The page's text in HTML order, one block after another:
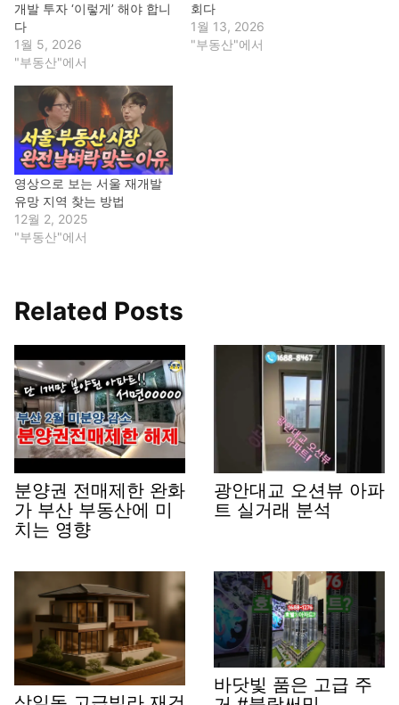
개발 투자 ‘이렇게’ 해야 합니
다
1월 5, 2026
"부동산"에서
회다
1월 13, 2026
"부동산"에서
영상으로 보는 서울 재개발
유망 지역 찾는 방법
12월 2, 2025
"부동산"에서
Related Posts
분양권 전매제한 완화
가 부산 부동산에 미
치는 영향
광안대교 오션뷰 아파
트 실거래 분석
바닷빛 품은 고급 주